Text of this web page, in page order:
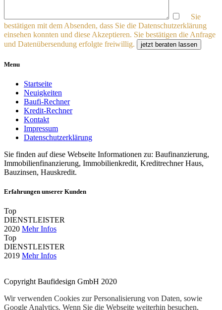
Sie
bestätigen mit dem Absenden, dass Sie die Datenschutzerklärung
einsehen konnten und diese Akzeptieren. Sie bestätigen die Anfrage
und Datenübersendung erfolgte freiwillig.
jetzt beraten lassen
Menu
Startseite
Neuigkeiten
Baufi-Rechner
Kredit-Rechner
Kontakt
Impressum
Datenschutzerklärung
Sie finden auf diese Webseite Informationen zu: Baufinanzierung,
Immobilienfinanzierung, Immobilienkredit, Kreditrechner Haus,
Bauzinsen, Hauskredit.
Erfahrungen unserer Kunden
Top
DIENSTLEISTER
2020 Mehr Infos
Top
DIENSTLEISTER
2019 Mehr Infos
Copyright Baufidesign GmbH 2020
Wir verwenden Cookies zur Personalisierung von Daten, sowie
Google Analytics. Wenn Sie die Webseite weiterhin besuchen,